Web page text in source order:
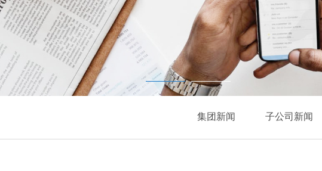
集团新闻 子公司新闻